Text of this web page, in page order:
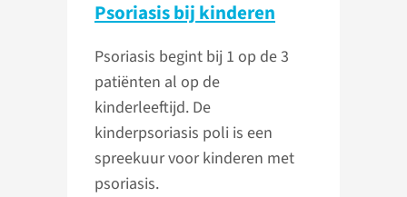
Psoriasis bij kinderen
Psoriasis begint bij 1 op de 3
patiënten al op de
kinderleeftijd. De
kinderpsoriasis poli is een
spreekuur voor kinderen met
psoriasis.